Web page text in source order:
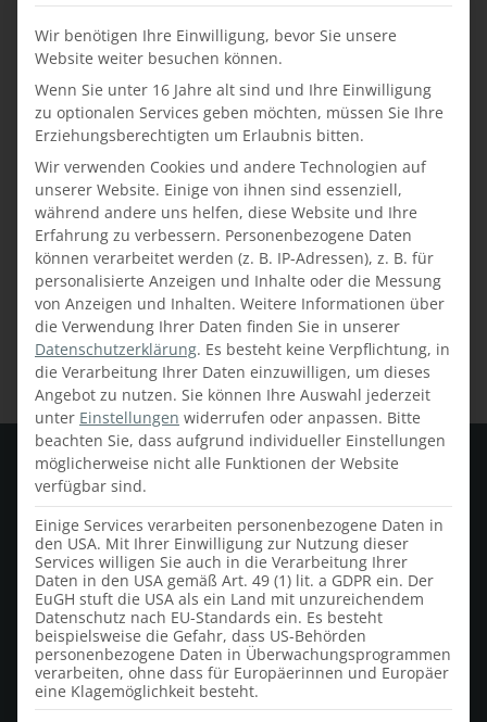
Wir benötigen Ihre Einwilligung, bevor Sie unsere
Website weiter besuchen können.
Wenn Sie unter 16 Jahre alt sind und Ihre Einwilligung
zu optionalen Services geben möchten, müssen Sie Ihre
Erziehungsberechtigten um Erlaubnis bitten.
Wir verwenden Cookies und andere Technologien auf
unserer Website. Einige von ihnen sind essenziell,
während andere uns helfen, diese Website und Ihre
Erfahrung zu verbessern. Personenbezogene Daten
können verarbeitet werden (z. B. IP-Adressen), z. B. für
personalisierte Anzeigen und Inhalte oder die Messung
von Anzeigen und Inhalten. Weitere Informationen über
die Verwendung Ihrer Daten finden Sie in unserer
Datenschutzerklärung. Es besteht keine Verpflichtung, in
die Verarbeitung Ihrer Daten einzuwilligen, um dieses
Angebot zu nutzen. Sie können Ihre Auswahl jederzeit
unter Einstellungen widerrufen oder anpassen. Bitte
beachten Sie, dass aufgrund individueller Einstellungen
möglicherweise nicht alle Funktionen der Website
verfügbar sind.
Einige Services verarbeiten personenbezogene Daten in
den USA. Mit Ihrer Einwilligung zur Nutzung dieser
Services willigen Sie auch in die Verarbeitung Ihrer
Daten in den USA gemäß Art. 49 (1) lit. a GDPR ein. Der
EuGH stuft die USA als ein Land mit unzureichendem
Datenschutz nach EU-Standards ein. Es besteht
beispielsweise die Gefahr, dass US-Behörden
personenbezogene Daten in Überwachungsprogrammen
verarbeiten, ohne dass für Europäerinnen und Europäer
eine Klagemöglichkeit besteht.